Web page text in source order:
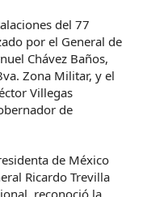
del 77
por el General de
Chávez Baños,
Zona Militar, y el
Villegas
de
de México
Ricardo Trevilla
reconoció la